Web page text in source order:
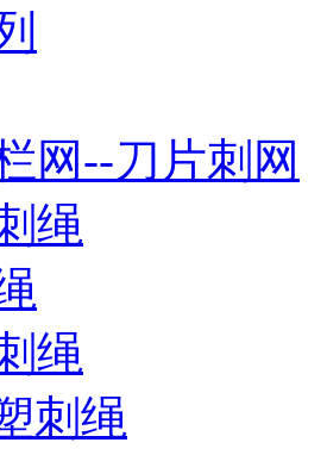
网--刀片刺网
绳
绳
刺绳